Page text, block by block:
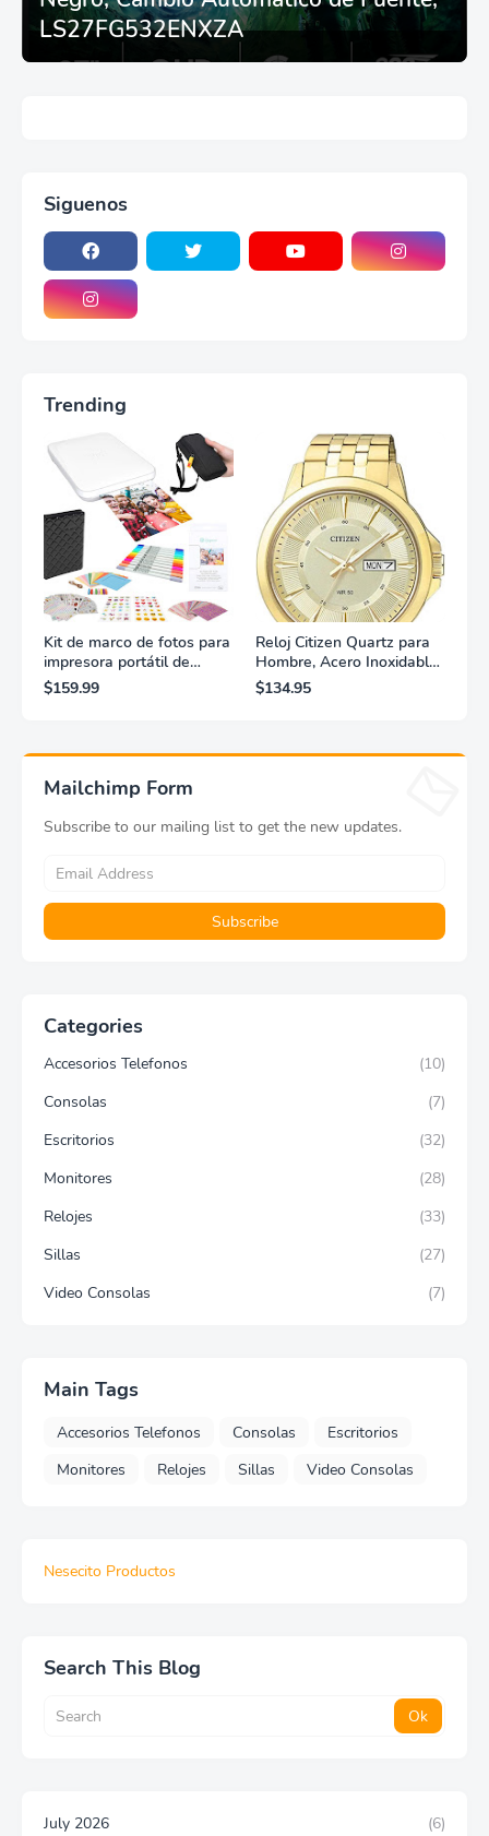
LS27FG532ENXZA
Siguenos
Trending
Kit de marco de fotos para
impresora portátil de
fotografías y vídeos
Lifeprint 3x4,5 (blanca)
$159.99
Reloj Citizen Quartz para
Hombre, Acero Inoxidable,
Clásico, Dorado
$134.95
Mailchimp Form
Subscribe to our mailing list to get the new updates.
Categories
Accesorios Telefonos
(10)
Consolas
(7)
Escritorios
(32)
Monitores
(28)
Relojes
(33)
Sillas
(27)
Video Consolas
(7)
Main Tags
Accesorios Telefonos Consolas
Escritorios
Monitores
Relojes Sillas Video Consolas
Nesecito Productos
Search This Blog
July 2026
(6)